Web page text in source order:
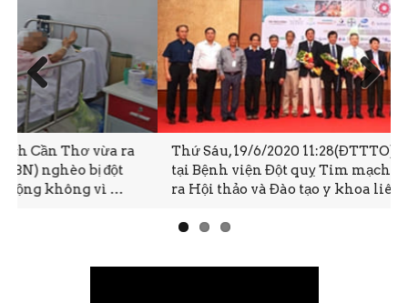
Thứ Sáu, 19/6/2020 11:28(ĐTTTO)- Sáng nay 19-6,
tại Bệnh viện Đột quỵ Tim mạch Cần Thơ đã diễn
ra Hội thảo và Đào tạo y khoa liên tục CME. Đây …
Prev
ious
Next